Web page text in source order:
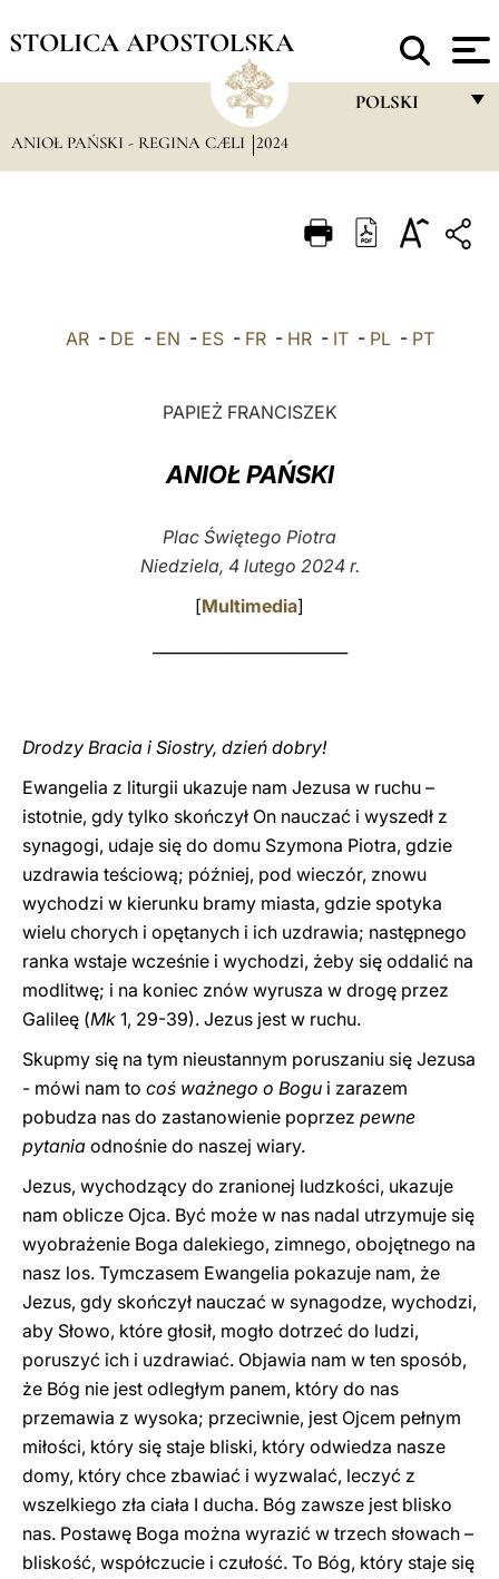
STOLICA APOSTOLSKA
POLSKI
ITALIANO
ANIOŁ PAŃSKI - REGINA CÆLI 2024
AR- DE - EN - ES- FR- HR- IT- PL- PT
PAPIEŻ FRANCISZEK
ANIOŁ PAŃSKI
Plac Świętego Piotra
Niedziela, 4 lutego 2024 r.
[Multimedia]
Drodzy Bracia i Siostry, dzień dobry!
Ewangelia z liturgii ukazuje nam Jezusa w ruchu –
istotnie, gdy tylko skończył On nauczać i wyszedł z
synagogi, udaje się do domu Szymona Piotra, gdzie
uzdrawia teściową; później, pod wieczór, znowu
wychodzi w kierunku bramy miasta, gdzie spotyka
wielu chorych i opętanych i ich uzdrawia; następnego
ranka wstaje wcześnie i wychodzi, żeby się oddalić na
modlitwę; i na koniec znów wyrusza w drogę przez
Galileę (Mk 1, 29-39). Jezus jest w ruchu.
Skupmy się na tym nieustannym poruszaniu się Jezusa
- mówi nam to coś ważnego o Bogu i zarazem
pobudza nas do zastanowienie poprzez pewne
pytania odnośnie do naszej wiary.
Jezus, wychodzący do zranionej ludzkości, ukazuje
nam oblicze Ojca. Być może w nas nadal utrzymuje się
wyobrażenie Boga dalekiego, zimnego, obojętnego na
nasz los. Tymczasem Ewangelia pokazuje nam, że
Jezus, gdy skończył nauczać w synagodze, wychodzi,
aby Słowo, które głosił, mogło dotrzeć do ludzi,
poruszyć ich i uzdrawiać. Objawia nam w ten sposób,
że Bóg nie jest odległym panem, który do nas
przemawia z wysoka; przeciwnie, jest Ojcem pełnym
miłości, który się staje bliski, który odwiedza nasze
domy, który chce zbawiać i wyzwalać, leczyć z
wszelkiego zła ciała I ducha. Bóg zawsze jest blisko
nas. Postawę Boga można wyrazić w trzech słowach –
bliskość, współczucie i czułość. To Bóg, który staje się